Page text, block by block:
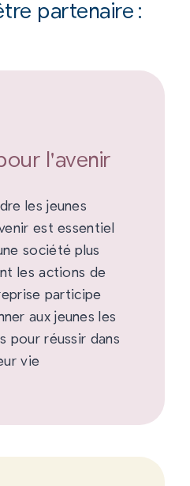
partenaire :
l'avenir
les jeunes
est essentiel
société plus
les actions de
participe
aux jeunes les
pour réussir dans
vie